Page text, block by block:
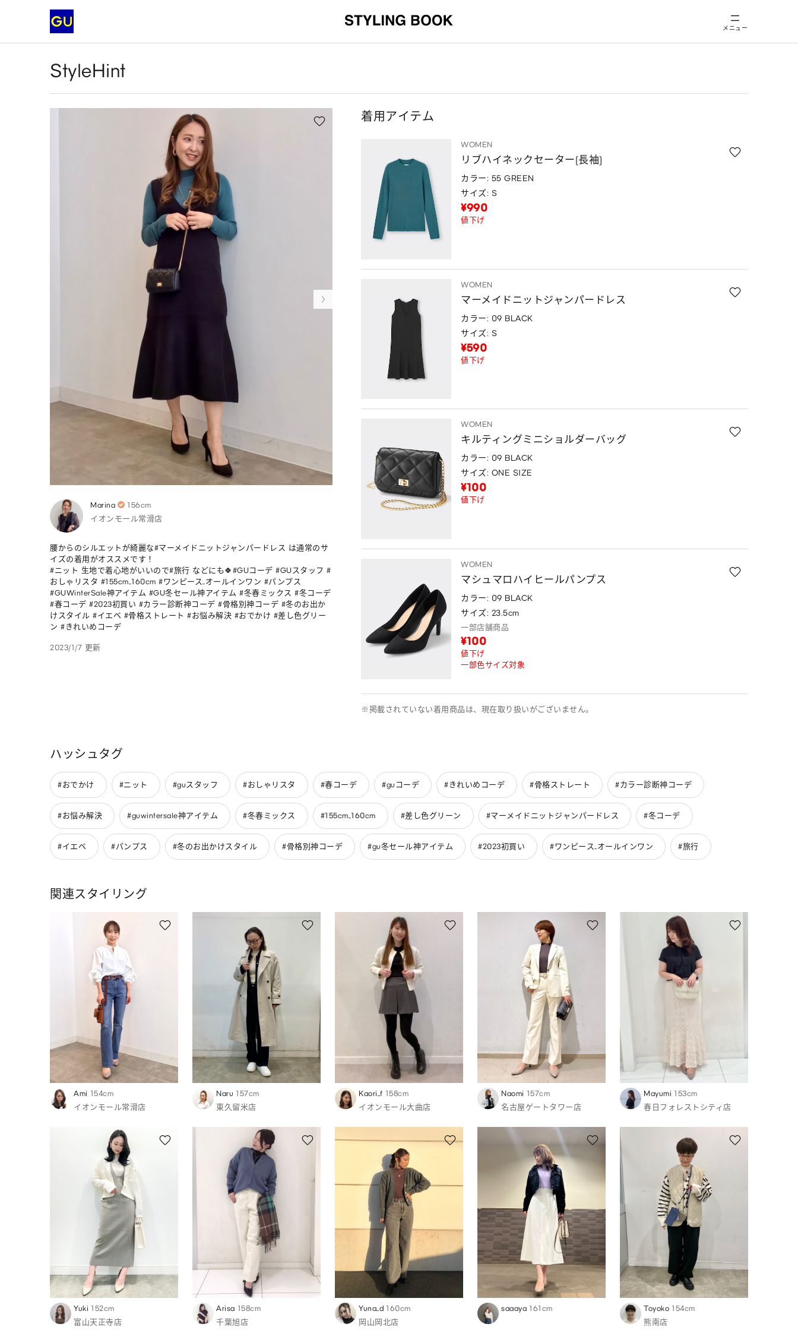
メニュー
StyleHint
Marina
156cm
イオンモール常滑店
腰からのシルエットが綺麗な#マーメイドニットジャンパードレス は通常のサ
イズの着用がオススメです！
#ニット 生地で着心地がいいので#旅行 などにも🍀#GUコーデ #GUスタッフ #
おしゃリスタ #155cm_160cm #ワンピース_オールインワン #パンプス
#GUWinterSale神アイテム #GU冬セール神アイテム #冬春ミックス #冬コーデ
#春コーデ #2023初買い #カラー診断神コーデ #骨格別神コーデ #冬のお出か
けスタイル #イエベ #骨格ストレート #お悩み解決 #おでかけ #差し色グリー
ン #きれいめコーデ
2023/1/7 更新
着用アイテム
WOMEN
リブハイネックセーター(長袖)
カラー: 55 GREEN
サイズ: S
¥990
値下げ
WOMEN
マーメイドニットジャンパードレス
カラー: 09 BLACK
サイズ: S
¥590
値下げ
WOMEN
キルティングミニショルダーバッグ
カラー: 09 BLACK
サイズ: ONE SIZE
¥100
値下げ
WOMEN
マシュマロハイヒールパンプス
カラー: 09 BLACK
サイズ: 23.5cm
一部店舗商品
¥100
値下げ
一部色サイズ対象
※掲載されていない着用商品は、現在取り扱いがございません。
ハッシュタグ
#おでかけ #ニット #guスタッフ #おしゃリスタ #春コーデ #guコーデ #きれいめコーデ #骨格ストレート #カラー診断神コーデ
#お悩み解決 #guwintersale神アイテム #冬春ミックス #155cm_160cm #差し色グリーン #マーメイドニットジャンパードレス #冬コーデ
#イエベ #パンプス #冬のお出かけスタイル #骨格別神コーデ #gu冬セール神アイテム #2023初買い #ワンピース_オールインワン #旅行
関連スタイリング
Ami 154cm
イオンモール常滑店
Naru 157cm
東久留米店
Kaori_f 158cm
イオンモール大曲店
Naomi 157cm
名古屋ゲートタワー店
Mayumi 153cm
春日フォレストシティ店
Yuki 152cm
富山天正寺店
Arisa 158cm
千葉旭店
Yuna_d 160cm
岡山岡北店
saaaya 161cm Toyoko 154cm
熊南店